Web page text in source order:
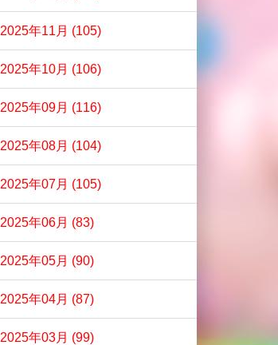
2025年11月 (105)
2025年10月 (106)
2025年09月 (116)
2025年08月 (104)
2025年07月 (105)
2025年06月 (83)
2025年05月 (90)
2025年04月 (87)
2025年03月 (99)